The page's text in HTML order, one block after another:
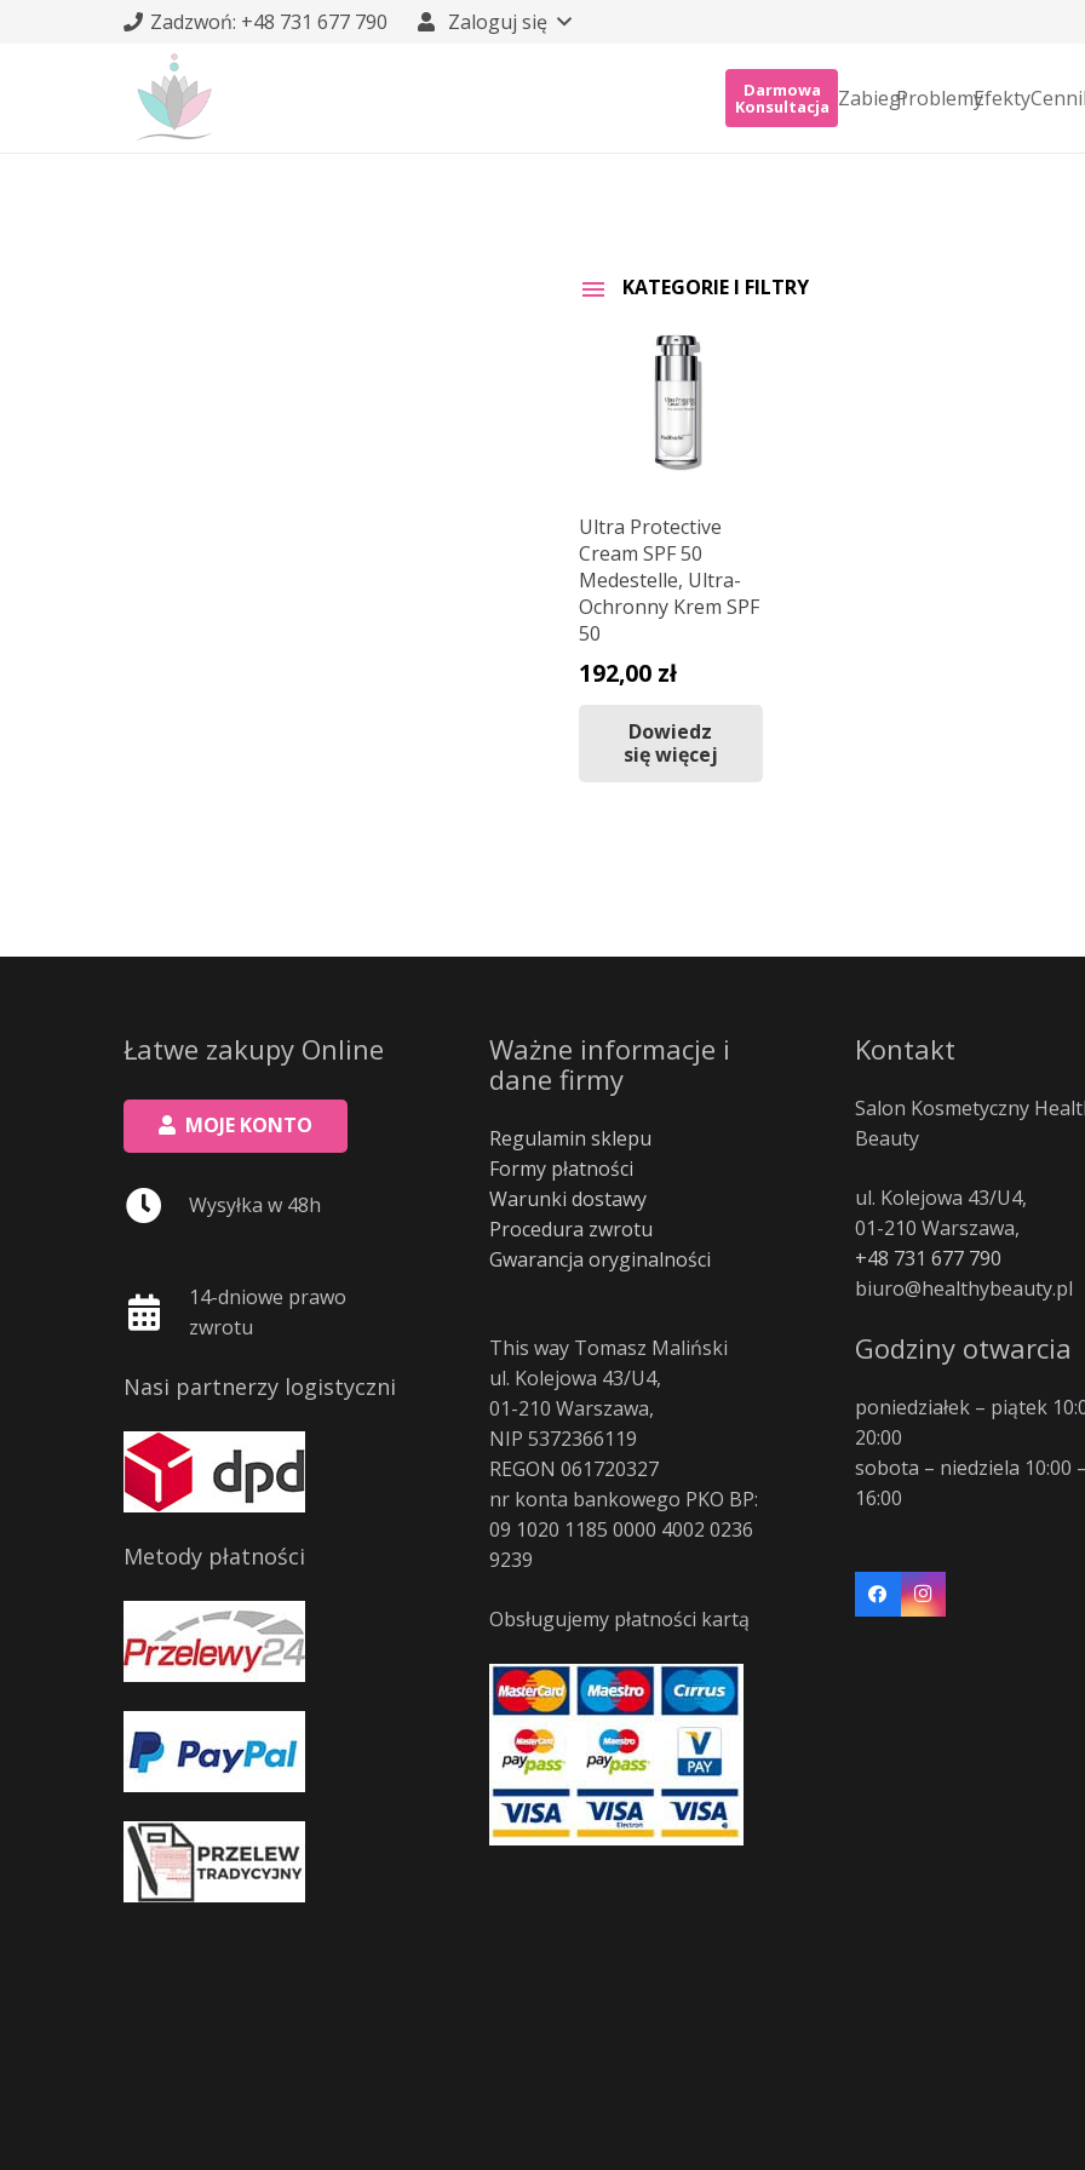
Zadzwoń: +48 731 677 790 Zaloguj się
Darmowa
Konsultacja ZabiegiProblemyEfekty
KATEGORIE I FILTRY
Ultra Protective
Cream SPF 50
Medestelle, Ultra-
Ochronny Krem SPF
50
192,00 zł
Dowiedz
się więcej
Łatwe zakupy Online
MOJE KONTO
Wysyłka w 48h
14-dniowe prawo
zwrotu
Nasi partnerzy logistyczni
Metody płatności
Ważne informacje i
dane firmy
Regulamin sklepu
Formy płatności
Warunki dostawy
Procedura zwrotu
Gwarancja oryginalności
This way Tomasz Maliński
ul. Kolejowa 43/U4,
01-210 Warszawa,
NIP 5372366119
REGON 061720327
nr konta bankowego PKO BP:
09 1020 1185 0000 4002 0236
9239
Obsługujemy płatności kartą
Kontakt
Salon Kosmetyczny
Beauty
ul. Kolejowa 43/U4,
01-210 Warszawa,
+48 731 677 790
biuro@healthybeauty.pl
Godziny otwarcia
poniedziałek – piątek
20:00
sobota – niedziela 10:00 –
16:00